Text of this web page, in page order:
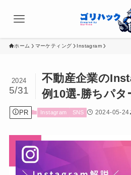
ホーム マーケティング Instagram
不動産企業の
例10選-勝ちパタ
2024
5/31
PR Instagram SNS 2024-05-24